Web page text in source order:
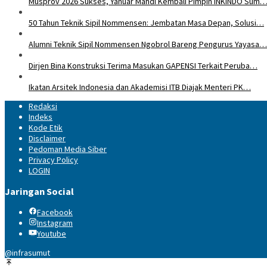
50 Tahun Teknik Sipil Nommensen: Jembatan Masa Depan, Solusi…
Alumni Teknik Sipil Nommensen Ngobrol Bareng Pengurus Yayasa…
Dirjen Bina Konstruksi Terima Masukan GAPENSI Terkait Peruba…
Ikatan Arsitek Indonesia dan Akademisi ITB Diajak Menteri PK…
Redaksi
Indeks
Kode Etik
Disclaimer
Pedoman Media Siber
Privacy Policy
LOGIN
Jaringan Social
Facebook
Instagram
Youtube
@infrasumut